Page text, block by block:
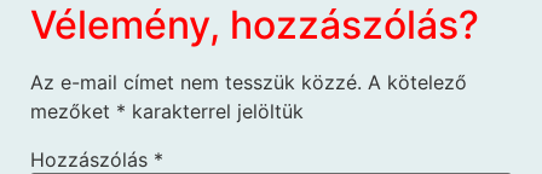
Vélemény, hozzászólás?
Az e-mail címet nem tesszük közzé. A kötelező
mezőket * karakterrel jelöltük
Hozzászólás *